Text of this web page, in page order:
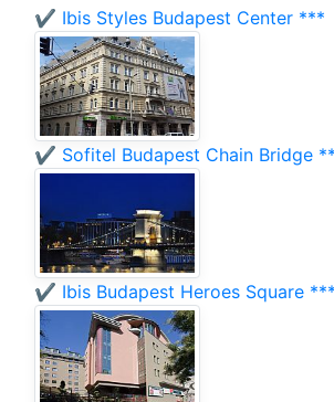
✔️ Ibis Styles Budapest Center ***
✔️ Sofitel Budapest Chain Bridge
✔️ Ibis Budapest Heroes Square ***